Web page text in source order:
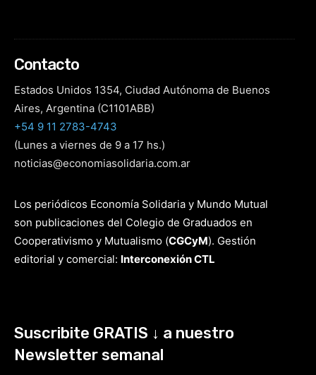
Contacto
Estados Unidos 1354, Ciudad Autónoma de Buenos
Aires, Argentina (C1101ABB)
+54 9 11 2783-4743
(Lunes a viernes de 9 a 17 hs.)
noticias@economiasolidaria.com.ar
Los periódicos Economía Solidaria y Mundo Mutual
son publicaciones del Colegio de Graduados en
Cooperativismo y Mutualismo (CGCyM). Gestión
editorial y comercial: Interconexión CTL
Suscribite GRATIS ↓ a nuestro
Newsletter semanal